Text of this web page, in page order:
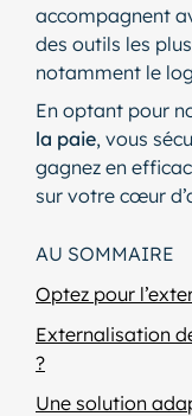
accompagnent
des outils les
notamment le
En optant pour
la paie, vous
gagnez en
sur votre cœur
AU SOMMAIRE
Optez pour
Externalisation
?
Une solution